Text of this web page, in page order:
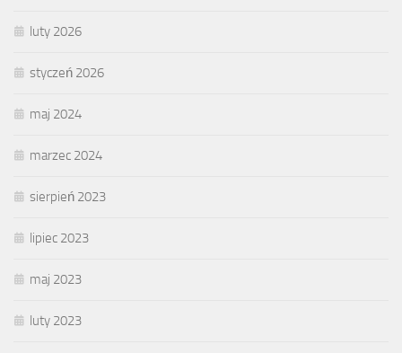
luty 2026
styczeń 2026
maj 2024
marzec 2024
sierpień 2023
lipiec 2023
maj 2023
luty 2023